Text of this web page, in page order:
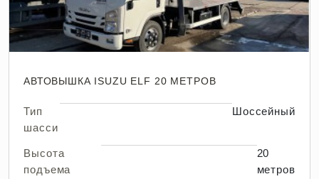
АВТОВЫШКА ISUZU ELF 20 МЕТРОВ
Тип
шасси
Шоссейный
Высота
подъема
20
метров